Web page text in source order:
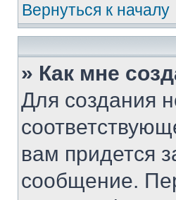
Вернуться к началу
» Как мне
Для создания
вам придется
сообщение.